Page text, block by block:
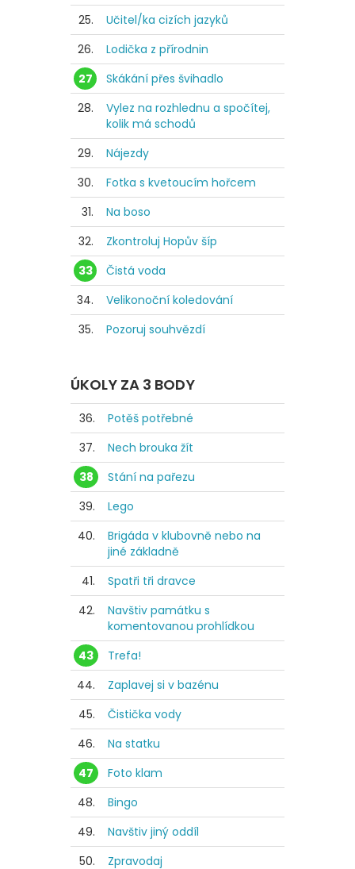
25.
Učitel/ka cizích jazyků
26.
Lodička z přírodnin
27
Skákání přes švihadlo
28.
Vylez na rozhlednu a spočítej,
kolik má schodů
29.
Nájezdy
30.
Fotka s kvetoucím hořcem
31.
Na boso
32.
Zkontroluj Hopův šíp
33
Čistá voda
34.
Velikonoční koledování
35.
Pozoruj souhvězdí
ÚKOLY ZA 3 BODY
36.
Potěš potřebné
37.
Nech brouka žít
38
Stání na pařezu
39.
Lego
40.
Brigáda v klubovně nebo na
jiné základně
41.
Spatři tři dravce
42.
Navštiv památku s
komentovanou prohlídkou
43
Trefa!
44.
Zaplavej si v bazénu
45.
Čistička vody
46.
Na statku
47
Foto klam
48.
Bingo
49.
Navštiv jiný oddíl
50.
Zpravodaj